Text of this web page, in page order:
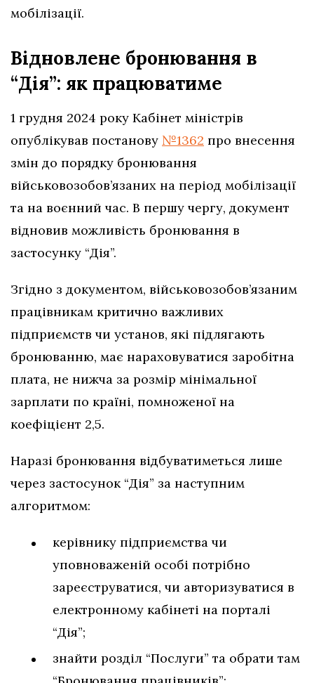
мобілізації.
Відновлене бронювання в
“Дія”: як працюватиме
1 грудня 2024 року Кабінет міністрів
опублікував постанову №1362 про внесення
змін до порядку бронювання
військовозобов’язаних на період мобілізації
та на воєнний час. В першу чергу, документ
відновив можливість бронювання в
застосунку “Дія”.
Згідно з документом, військовозобов’язаним
працівникам критично важливих
підприємств чи установ, які підлягають
бронюванню, має нараховуватися заробітна
плата, не нижча за розмір мінімальної
зарплати по країні, помноженої на
коефіцієнт 2,5.
Наразі бронювання відбуватиметься лише
через застосунок “Дія” за наступним
алгоритмом:
керівнику підприємства чи
уповноваженій особі потрібно
зареєструватися, чи авторизуватися в
електронному кабінеті на порталі
“Дія”;
знайти розділ “Послуги” та обрати там